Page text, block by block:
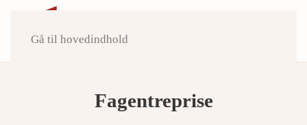
Gå til hovedindhold
Fagentreprise